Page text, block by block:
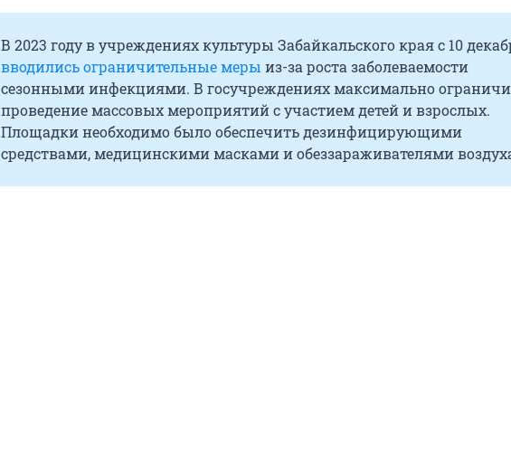
В 2023 году в учреждениях культуры Забайкальского края с 10
вводились ограничительные меры из-за роста заболеваемости
сезонными инфекциями. В госучреждениях максимально
проведение массовых мероприятий с участием детей и взрослых.
Площадки необходимо было обеспечить дезинфицирующими
средствами, медицинскими масками и обеззараживателями